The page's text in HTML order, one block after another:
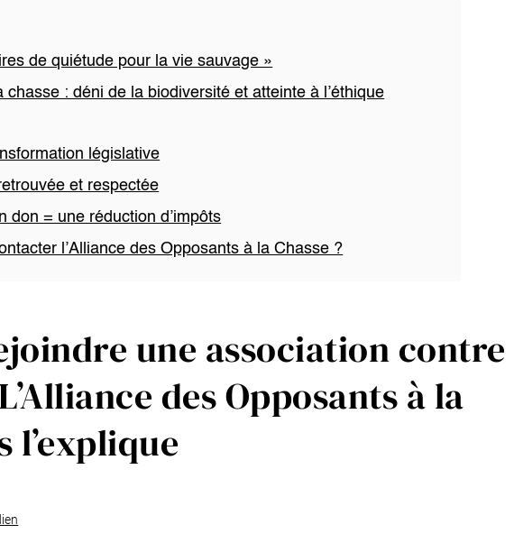
de quiétude pour la vie sauvage »
chasse : déni de la biodiversité et atteinte à l’éthique
législative
et respectée
don = une réduction d’impôts
l’Alliance des Opposants à la Chasse ?
une association contre
des Opposants à la
l’explique